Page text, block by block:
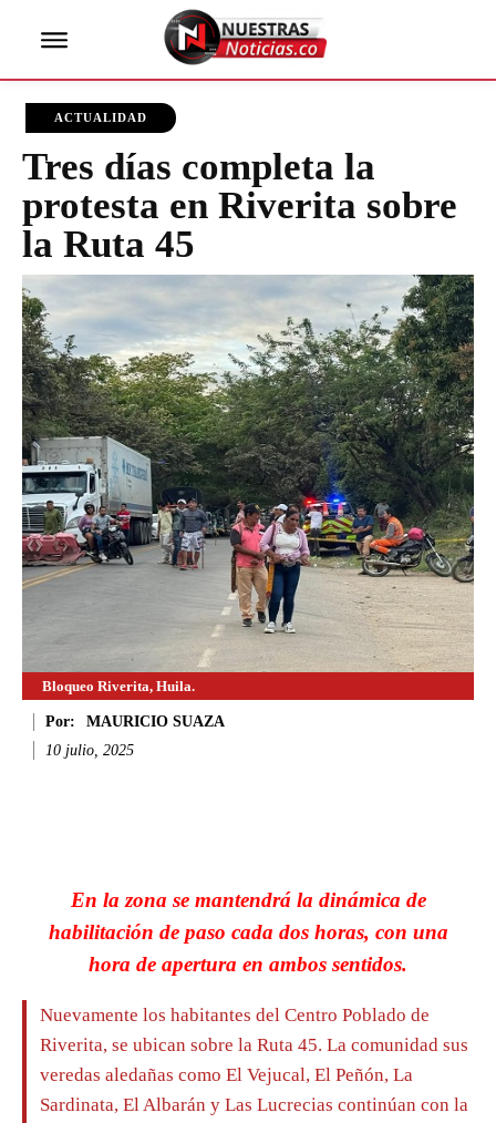
ACTUALIDAD
Tres días completa la
protesta en Riverita sobre
la Ruta 45
Bloqueo Riverita, Huila.
Por:
MAURICIO SUAZA
10 julio, 2025
En la zona se mantendrá la dinámica de
habilitación de paso cada dos horas, con una
hora de apertura en ambos sentidos.
Nuevamente los habitantes del Centro Poblado de
Riverita, se ubican sobre la Ruta 45. La comunidad sus
veredas aledañas como El Vejucal, El Peñón, La
Sardinata, El Albarán y Las Lucrecias continúan con la